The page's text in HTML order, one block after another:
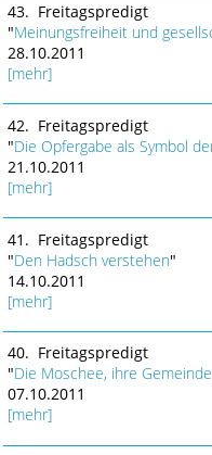
43. Freitagspredigt
"Meinungsfreiheit und
28.10.2011
[mehr]
42. Freitagspredigt
"Die Opfergabe als Symbol
21.10.2011
[mehr]
41. Freitagspredigt
"Den Hadsch verstehen"
14.10.2011
[mehr]
40. Freitagspredigt
"Die Moschee, ihre
07.10.2011
[mehr]